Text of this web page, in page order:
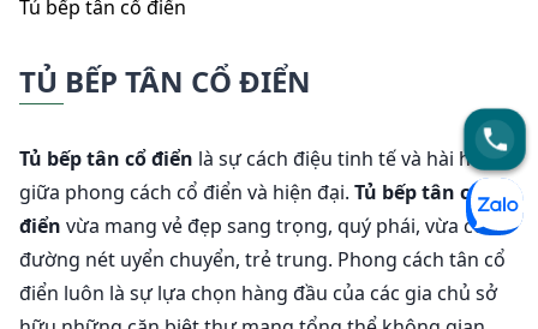
Tủ bếp tân cổ điển
TỦ BẾP TÂN CỔ ĐIỂN
Tủ bếp tân cổ điển là sự cách điệu tinh tế và hài hòa
giữa phong cách cổ điển và hiện đại. Tủ bếp tân cổ
điển vừa mang vẻ đẹp sang trọng, quý phái, vừa có
đường nét uyển chuyển, trẻ trung. Phong cách tân cổ
điển luôn là sự lựa chọn hàng đầu của các gia chủ sở
Họ và tên *
Email *
Số điện thoại *
Dịch vụ quan tâm *